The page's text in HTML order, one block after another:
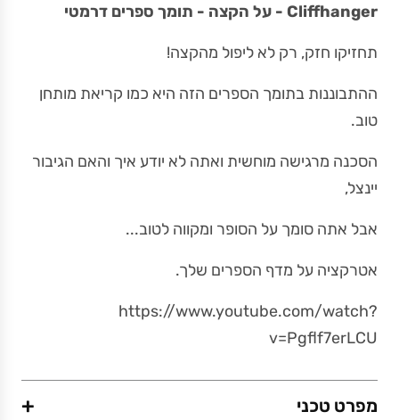
Cliffhanger - על הקצה - תומך ספרים דרמטי
תחזיקו חזק, רק לא ליפול מהקצה!
ההתבוננות בתומך הספרים הזה היא כמו קריאת מותחן
טוב.
הסכנה מרגישה מוחשית ואתה לא יודע איך והאם הגיבור
יינצל,
אבל אתה סומך על הסופר ומקווה לטוב...
אטרקציה על מדף הספרים שלך.
https://www.youtube.com/watch?
v=Pgflf7erLCU
מפרט טכני +